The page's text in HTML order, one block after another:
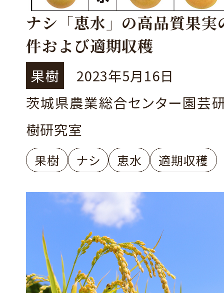
ナシ「恵水」の高品質果実
件および適期収穫
果樹
2023年5月16日
茨城県農業総合センター園
樹研究室
果樹 ナシ 恵水 適期収穫